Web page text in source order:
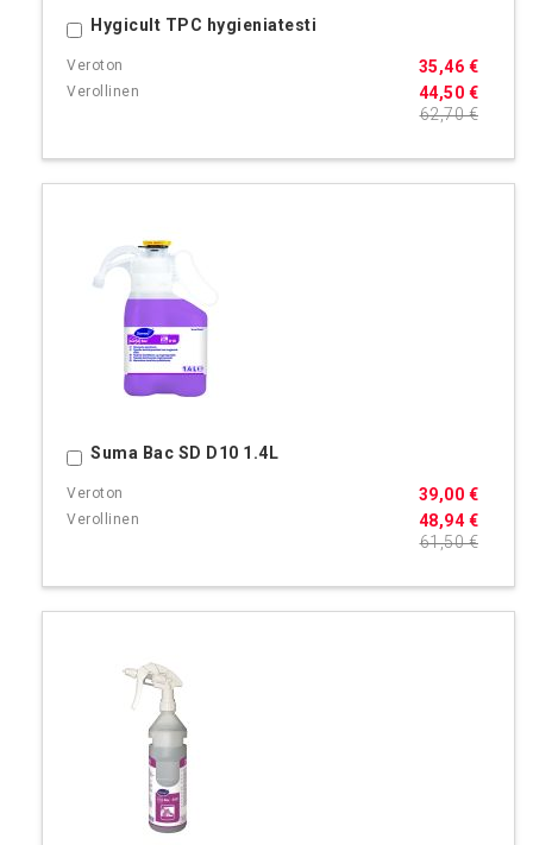
Hygicult TPC hygieniatesti
44,50 €
35,46 €
62,70 €
Ostoskoriin
Suma Bac SD D10 1.4L
48,94 €
39,00 €
61,50 €
Ostoskoriin